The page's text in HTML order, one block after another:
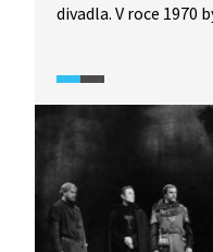
divadla. V roce 1970
O inscenaci hovoří